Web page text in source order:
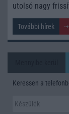
utolsó nagy
További hírek
Keressen a